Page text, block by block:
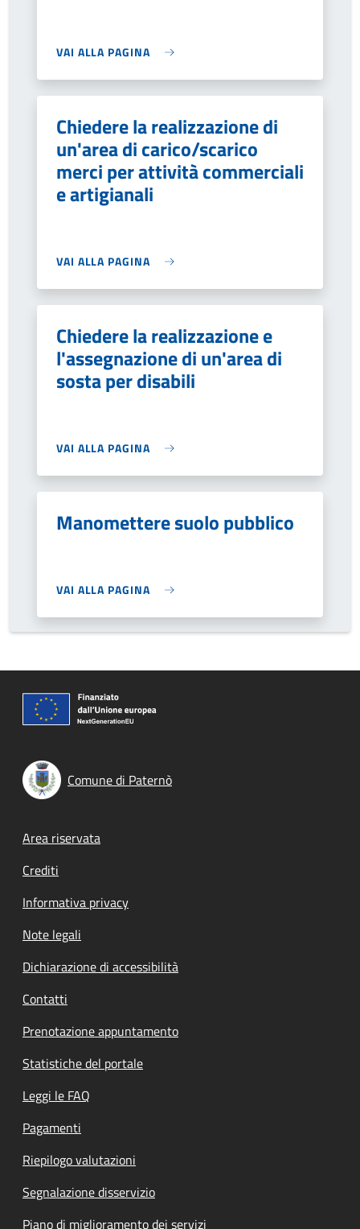
VAI ALLA PAGINA
Chiedere la realizzazione di
un'area di carico/scarico
merci per attività commerciali
e artigianali
VAI ALLA PAGINA
Chiedere la realizzazione e
l'assegnazione di un'area di
sosta per disabili
VAI ALLA PAGINA
Manomettere suolo pubblico
VAI ALLA PAGINA
Comune di Paternò
Footer menu
Area riservata
Crediti
Informativa privacy
Note legali
Dichiarazione di accessibilità
Contatti
Prenotazione appuntamento
Statistiche del portale
Leggi le FAQ
Pagamenti
Riepilogo valutazioni
Segnalazione disservizio
Piano di miglioramento dei servizi